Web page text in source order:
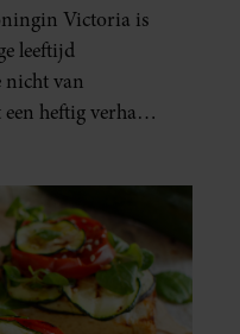
Victoria is
leeftijd
nicht van
heftig verhaal